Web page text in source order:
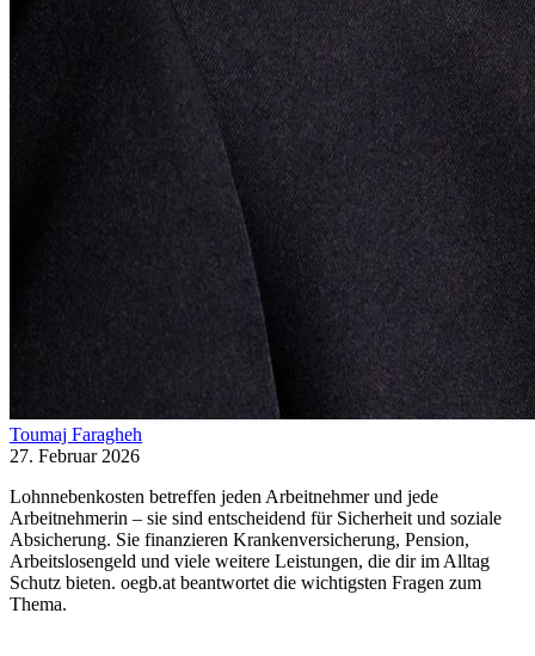
Toumaj Faragheh
27. Februar 2026
Lohnnebenkosten betreffen jeden Arbeitnehmer und jede
Arbeitnehmerin – sie sind entscheidend für Sicherheit und soziale
Absicherung. Sie finanzieren Krankenversicherung, Pension,
Arbeitslosengeld und viele weitere Leistungen, die dir im Alltag
Schutz bieten. oegb.at beantwortet die wichtigsten Fragen zum
Thema.